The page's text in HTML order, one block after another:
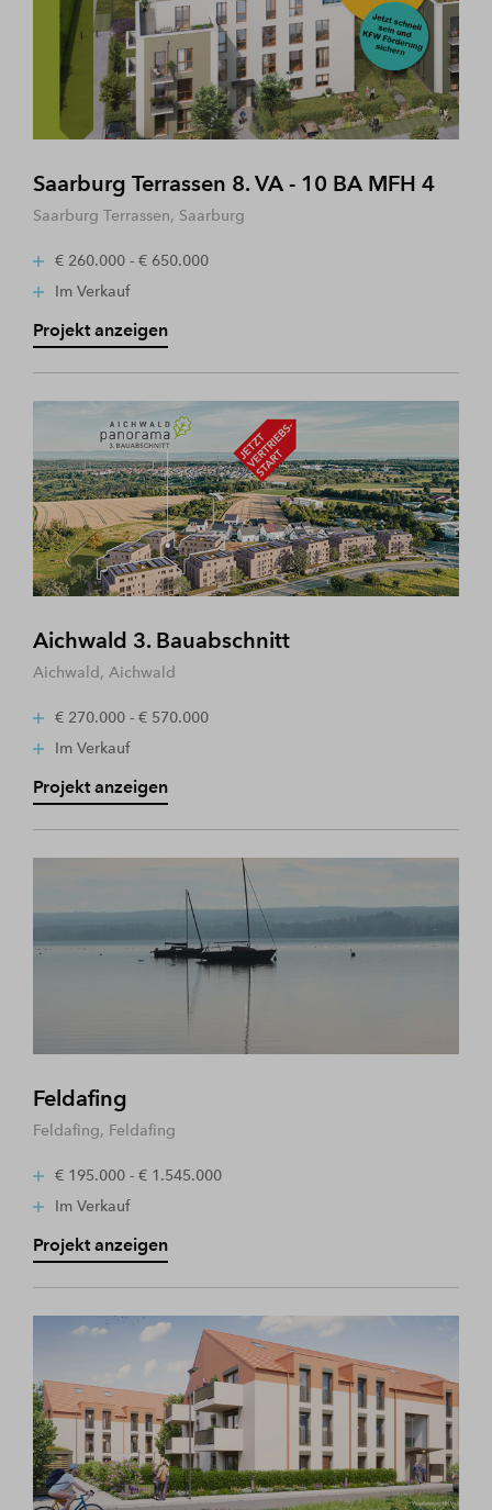
Saarburg Terrassen 8. VA - 10 BA MFH 4
Saarburg Terrassen, Saarburg
€ 260.000 - € 650.000
Im Verkauf
Projekt anzeigen
Aichwald 3. Bauabschnitt
Aichwald, Aichwald
€ 270.000 - € 570.000
Im Verkauf
Projekt anzeigen
Feldafing
Feldafing, Feldafing
€ 195.000 - € 1.545.000
Im Verkauf
Projekt anzeigen